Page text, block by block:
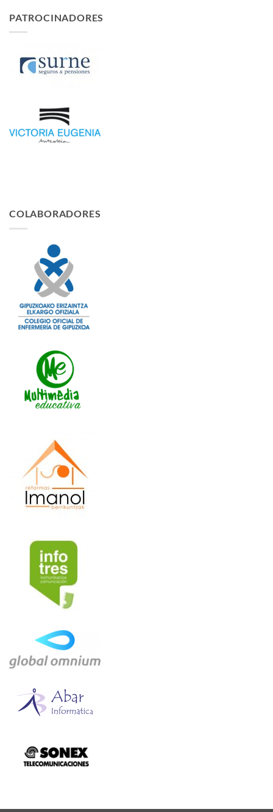
PATROCINADORES
COLABORADORES